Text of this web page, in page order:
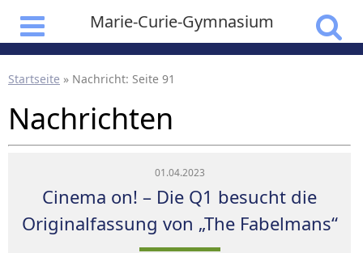
Marie-Curie-Gymnasium
Startseite » Nachricht: Seite 91
Nachrichten
01.04.2023
Cinema on! – Die Q1 besucht die
Originalfassung von „The Fabelmans“